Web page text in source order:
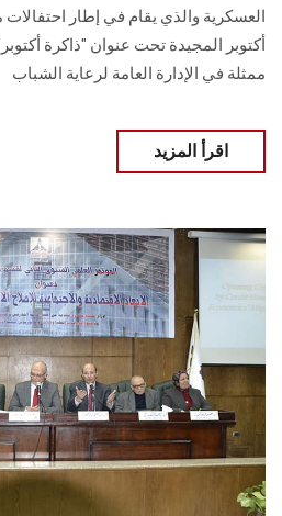
العسكرية والذي يقام في إطار
أكتوبر المجيدة تحت عنوان "ذاكرة
ممثلة في الإدارة العامة لرعاية الشباب
اقرأ المزيد